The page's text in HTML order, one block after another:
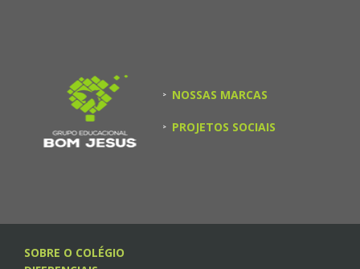
> NOSSAS MARCAS
> PROJETOS SOCIAIS
SOBRE O COLÉGIO